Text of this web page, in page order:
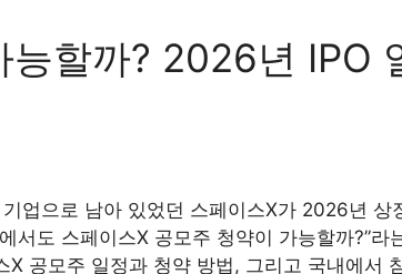
할까? 2026년 IPO
업으로 남아 있었던 스페이스X가 2026년 상
서도 스페이스X 공모주 청약이 가능할까?”
공모주 일정과 청약 방법, 그리고 국내에서